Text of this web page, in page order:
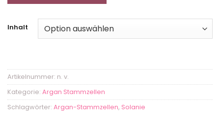
Inhalt
Artikelnummer: n. v.
Kategorie: Argan Stammzellen
Schlagwörter: Argan-Stammzellen, Solanie